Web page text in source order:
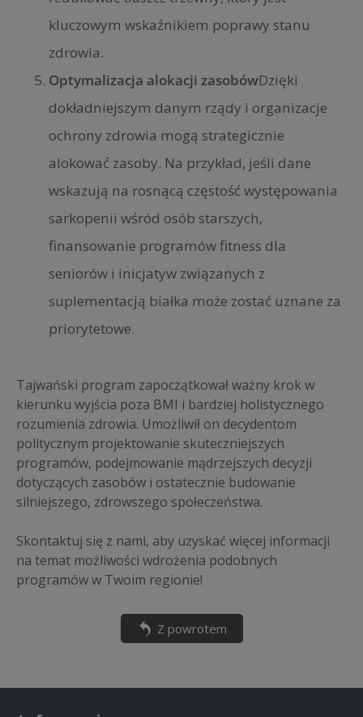
kluczowym wskaźnikiem poprawy stanu
zdrowia.
Optymalizacja alokacji zasobówDzięki
dokładniejszym danym rządy i organizacje
ochrony zdrowia mogą strategicznie
alokować zasoby. Na przykład, jeśli dane
wskazują na rosnącą częstość występowania
sarkopenii wśród osób starszych,
finansowanie programów fitness dla
seniorów i inicjatyw związanych z
suplementacją białka może zostać uznane za
priorytetowe.
Tajwański program zapoczątkował ważny krok w
kierunku wyjścia poza BMI i bardziej holistycznego
rozumienia zdrowia. Umożliwił on decydentom
politycznym projektowanie skuteczniejszych
programów, podejmowanie mądrzejszych decyzji
dotyczących zasobów i ostatecznie budowanie
silniejszego, zdrowszego społeczeństwa.
Skontaktuj się z nami, aby uzyskać więcej informacji
na temat możliwości wdrożenia podobnych
programów w Twoim regionie!
Z powrotem